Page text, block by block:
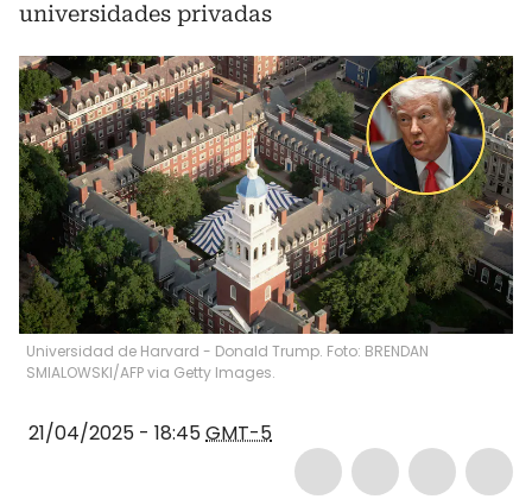
universidades privadas
Universidad de Harvard - Donald Trump. Foto: BRENDAN
SMIALOWSKI/AFP via Getty Images.
21/04/2025 - 18:45GMT-5